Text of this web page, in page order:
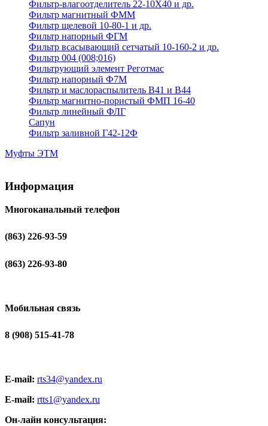
Фильтр-влагоотделитель 22-10Х40 и др.
Фильтр магнитный ФММ
Фильтр щелевой 10-80-1 и др.
Фильтр напорный ФГМ
Фильтр всасывающий сетчатый 10-160-2 и др.
Фильтр 004 (008;016)
Фильтрующий элемент Реготмас
Фильтр напорный Ф7М
Фильтр и маслораспылитель В41 и В44
Фильтр магнитно-пористый ФМП 16-40
Фильтр линейный ФЛГ
Сапун
Фильтр заливной Г42-12Ф
Муфты ЭТМ
Информация
Многоканальный телефон
(863) 226-93-59
(863) 226-93-80
Мобильная связь
8 (908) 515-41-78
E-mail: rts34@yandex.ru
E-mail: rtts1@yandex.ru
Он-лайн консультация: